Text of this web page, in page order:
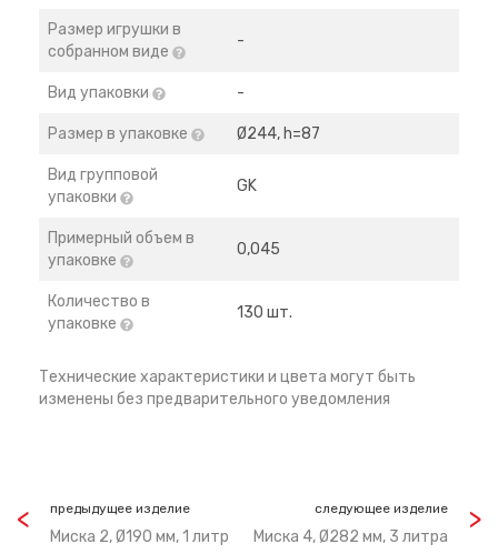
Размер игрушки в
собранном виде
-
Вид упаковки -
Размер в упаковке Ø244, h=87
Вид групповой
упаковки
GK
Примерный объем в
упаковке
0,045
Количество в
упаковке
130 шт.
Технические характеристики и цвета могут быть
изменены без предварительного уведомления
предыдущее изделие
Миска 2, Ø190 мм, 1 литр
следующее изделие
Миска 4, Ø282 мм, 3 литра